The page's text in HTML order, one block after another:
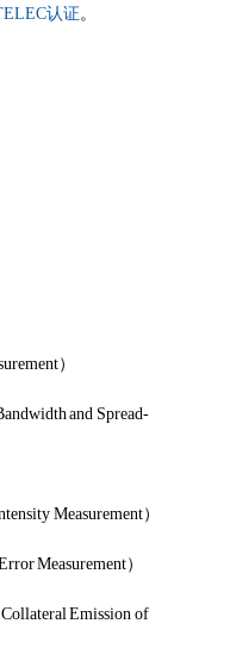
认证。
）
and Spread-
Measurement）
Measurement）
Emission of